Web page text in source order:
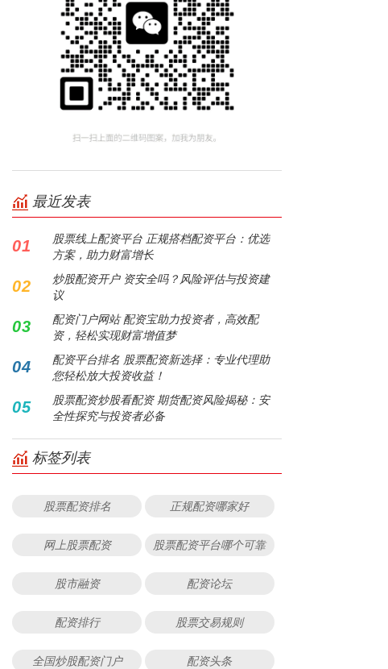
最近发表
01
股票线上配资平台 正规搭档配资平台：优选
方案，助力财富增长
02
炒股配资开户 资安全吗？风险评估与投资建
议
03
配资门户网站 配资宝助力投资者，高效配
资，轻松实现财富增值梦
04
配资平台排名 股票配资新选择：专业代理助
您轻松放大投资收益！
05
股票配资炒股看配资 期货配资风险揭秘：安
全性探究与投资者必备
标签列表
股票配资排名 正规配资哪家好
网上股票配资 股票配资平台哪个可靠
股市融资 配资论坛
配资排行 股票交易规则
全国炒股配资门户 配资头条